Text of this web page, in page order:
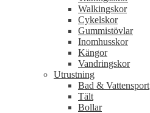
Walkingskor
Cykelskor
Gummistövlar
Inomhusskor
Kängor
Vandringskor
Utrustning
Bad & Vattensport
Tält
Bollar